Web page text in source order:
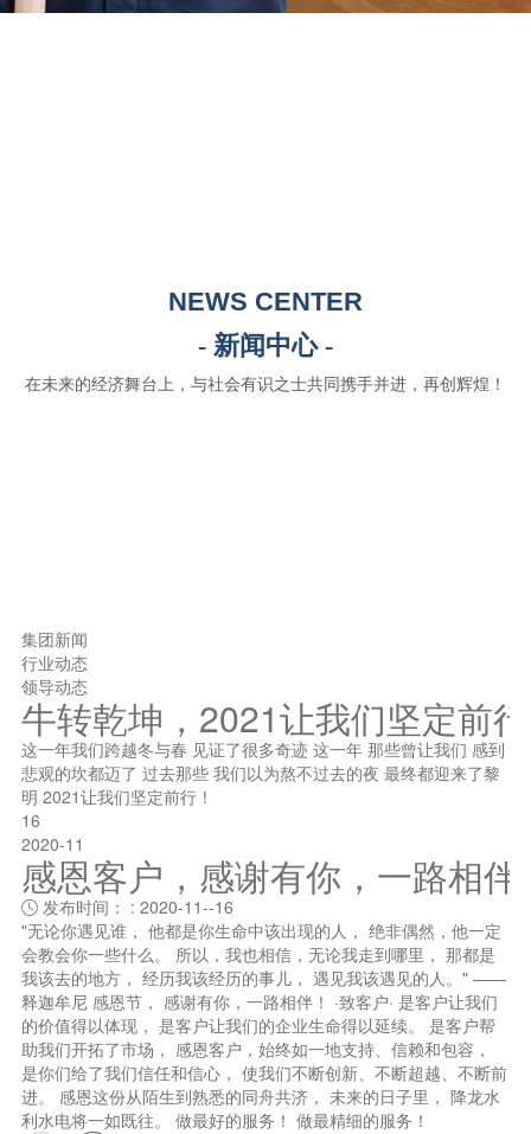
NEWS CENTER
- 新闻中心 -
在未来的经济舞台上，与社会有识之士共同携手并进，再创辉煌！
集团新闻
行业动态
领导动态
牛转乾坤，2021让我们坚定前
这一年我们跨越冬与春 见证了很多奇迹 这一年 那些曾让我们 感到
悲观的坎都迈了 过去那些 我们以为熬不过去的夜 最终都迎来了黎
明 2021让我们坚定前行！
16
2020-11
感恩客户，感谢有你，一路相伴
发布时间： : 2020-11--16
"无论你遇见谁， 他都是你生命中该出现的人， 绝非偶然，他一定
会教会你一些什么。 所以，我也相信，无论我走到哪里， 那都是
我该去的地方， 经历我该经历的事儿， 遇见我该遇见的人。" ——
释迦牟尼 感恩节， 感谢有你，一路相伴！ ·致客户· 是客户让我们
的价值得以体现， 是客户让我们的企业生命得以延续。 是客户帮
助我们开拓了市场， 感恩客户，始终如一地支持、信赖和包容，
是你们给了我们信任和信心， 使我们不断创新、不断超越、不断前
进。 感恩这份从陌生到熟悉的同舟共济， 未来的日子里， 降龙水
利水电将一如既往。 做最好的服务！ 做最精细的服务！